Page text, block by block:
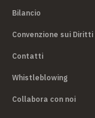
Bilancio
Convenzione sui
Contatti
Whistleblowing
Collabora con noi